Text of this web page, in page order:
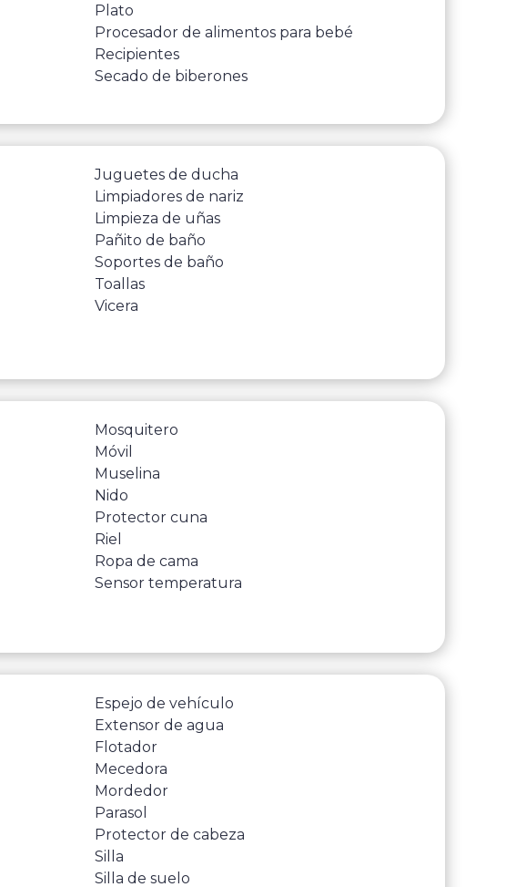
Plato
Procesador de alimentos para bebé
Recipientes
Secado de biberones
Juguetes de ducha
Limpiadores de nariz
Limpieza de uñas
Pañito de baño
Soportes de baño
Toallas
Vicera
Mosquitero
Móvil
Muselina
Nido
Protector cuna
Riel
Ropa de cama
Sensor temperatura
Espejo de vehículo
Extensor de agua
Flotador
Mecedora
Mordedor
Parasol
Protector de cabeza
Silla
Silla de suelo